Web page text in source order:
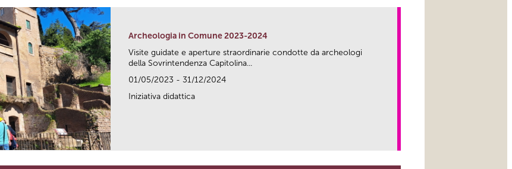
Archeologia in Comune 2023-2024
Visite guidate e aperture straordinarie condotte da archeologi
della Sovrintendenza Capitolina...
01/05/2023 - 31/12/2024
Iniziativa didattica